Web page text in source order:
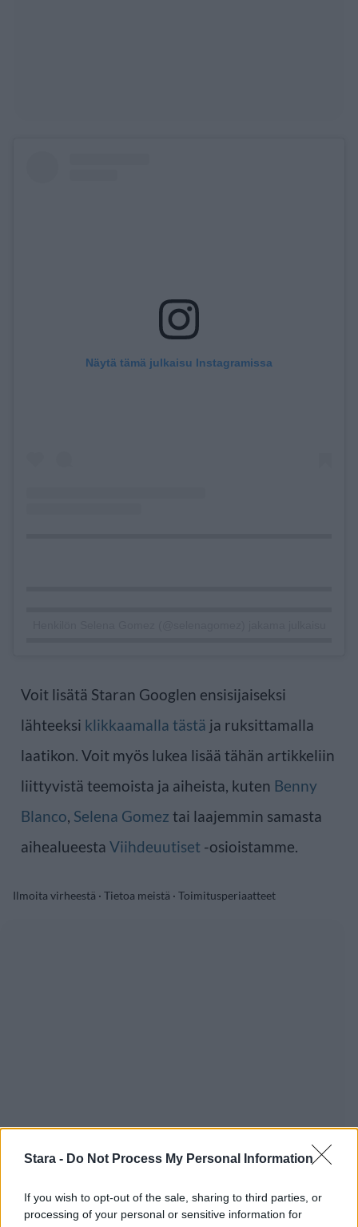
Stara - Do Not Process My Personal Information
If you wish to opt-out of the sale, sharing to third parties, or
processing of your personal or sensitive information for
Näytä tämä julkaisu Instagramissa
Voit lisätä Staran Googlen ensisijaiseksi
lähteeksi klikkaamalla tästä ja ruksittamalla
laatikon. Voit myös lukea lisää tähän artikkeliin
liittyvistä teemoista ja aiheista, kuten Benny
Blanco, Selena Gomez tai laajemmin samasta
aihealueesta Viihdeuutiset -osioistamme.
Ilmoita virheestä · Tietoa meistä · Toimitusperiaatteet